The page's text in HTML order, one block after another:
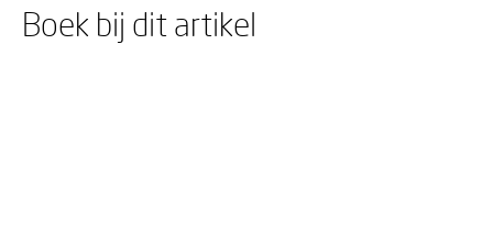
Boek bij dit artikel